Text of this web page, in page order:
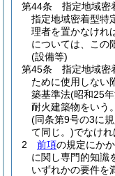
第44条
指定地域密
指定地域密着型特
理者を置かなけれ
については、この
(設備等)
第45条
指定地域密
ために使用しない
築基準法(昭和25
耐火建築物をいう。
(同条第9号の3に
て同じ。)でなけれ
2
前項の規定にか
に関し専門的知識
いずれかの要件を